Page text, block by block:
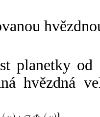
planetky od
hvězdná